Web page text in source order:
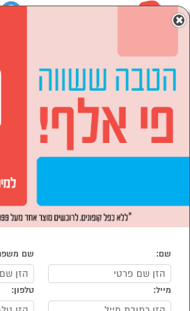
תנורים, כיריים וקולטים
הסתר רשימת קטגוריות
כיריים אינדוקציה (4)
כיריים Miele מילה מלה
×
שם: שם
מייל: טלפון: